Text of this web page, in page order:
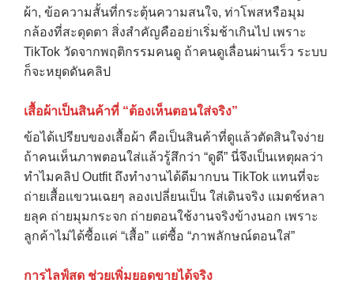
ผ้า, ข้อความสั้นที่กระตุ้นความสนใจ, ท่าโพสหรือมุม
กล้องที่สะดุดตา สิ่งสำคัญคืออย่าเริ่มช้าเกินไป เพราะ
TikTok วัดจากพฤติกรรมคนดู ถ้าคนดูเลื่อนผ่านเร็ว ระบบ
ก็จะหยุดดันคลิป
เสื้อผ้าเป็นสินค้าที่ “ต้องเห็นตอนใส่จริง”
ข้อได้เปรียบของเสื้อผ้า คือเป็นสินค้าที่ดูแล้วตัดสินใจง่าย
ถ้าคนเห็นภาพตอนใส่แล้วรู้สึกว่า “ดูดี” นี่จึงเป็นเหตุผลว่า
ทำไมคลิป Outfit ถึงทำงานได้ดีมากบน TikTok แทนที่จะ
ถ่ายเสื้อแขวนเฉยๆ ลองเปลี่ยนเป็น ใส่เดินจริง แมตช์หลา
ยลุค ถ่ายมุมกระจก ถ่ายตอนใช้งานจริงข้างนอก เพราะ
ลูกค้าไม่ได้ซื้อแค่ “เสื้อ” แต่ซื้อ “ภาพลักษณ์ตอนใส่”
การไลฟ์สด ช่วยเพิ่มยอดขายได้จริง